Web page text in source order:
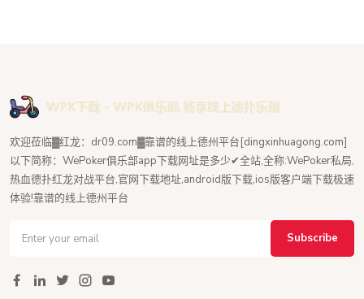
欢迎莅临▓红龙：dr09.com▓靠谱的线上德州平台[dingxinhuagong.com]
以下简称：WePoker俱乐部app下载网址是多少✔全站,全称:WePoker私局,
热血德扑红龙对战平台,官网下载地址,android版下载,ios版客户端下载极速
体验!靠谱的线上德州平台
Subscribe